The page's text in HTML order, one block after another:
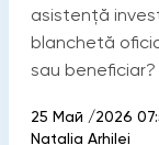
asistență
blanchetă
sau beneficiar?
25 Май /2026
Natalia Arhilei